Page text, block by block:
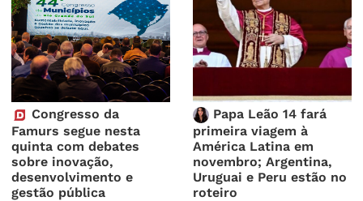
Congresso da
Famurs segue nesta
quinta com debates
sobre inovação,
desenvolvimento e
gestão pública
Papa Leão 14 fará
primeira viagem à
América Latina em
novembro; Argentina,
Uruguai e Peru estão no
roteiro